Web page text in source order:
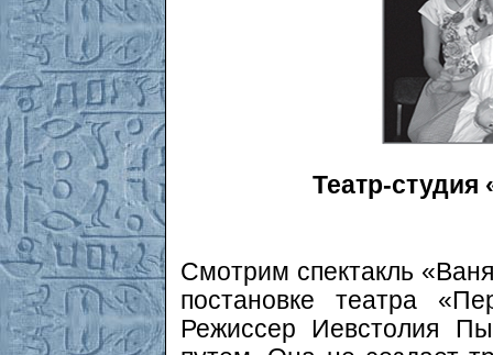
Театр-студия
Смотрим спектакль
постановке театра
Режиссер Иевстолия